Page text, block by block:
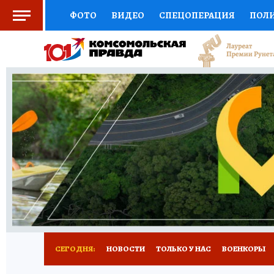
ФОТО ВИДЕО СПЕЦОПЕРАЦИЯ
СОЦПОДДЕРЖКА НАУКА СПОРТ
ВЫБОР ЭКСПЕРТОВ ДОКТОР
КНИЖНАЯ ПОЛКА ПРОГНОЗЫ НА СПОРТ
ПРЕСС-ЦЕНТР НЕДВИЖИМОСТЬ
РАДИО КП РЕКЛАМА ТЕСТЫ НОВОЕ
СЕГОДНЯ: НОВОСТИ ТОЛЬКО У НАС ВОЕНКОРЫ